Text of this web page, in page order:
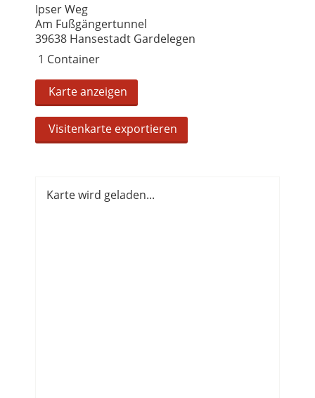
Ipser Weg
Am Fußgängertunnel
39638 Hansestadt Gardelegen
1 Container
Karte anzeigen
Visitenkarte exportieren
Karte wird geladen...